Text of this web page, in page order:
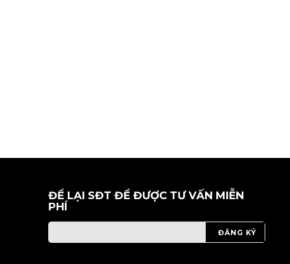
ĐỂ LẠI SĐT ĐỂ ĐƯỢC TƯ VẤN MIỄN
PHÍ
ĐĂNG KÝ